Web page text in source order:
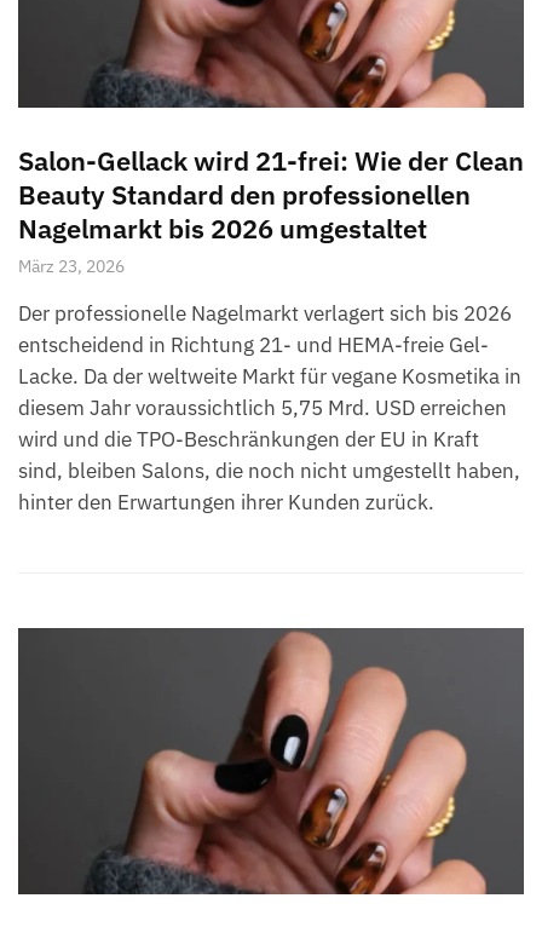
Salon-Gellack wird 21-frei: Wie der Clean
Beauty Standard den professionellen
Nagelmarkt bis 2026 umgestaltet
März 23, 2026
Der professionelle Nagelmarkt verlagert sich bis 2026
entscheidend in Richtung 21- und HEMA-freie Gel-
Lacke. Da der weltweite Markt für vegane Kosmetika in
diesem Jahr voraussichtlich 5,75 Mrd. USD erreichen
wird und die TPO-Beschränkungen der EU in Kraft
sind, bleiben Salons, die noch nicht umgestellt haben,
hinter den Erwartungen ihrer Kunden zurück.